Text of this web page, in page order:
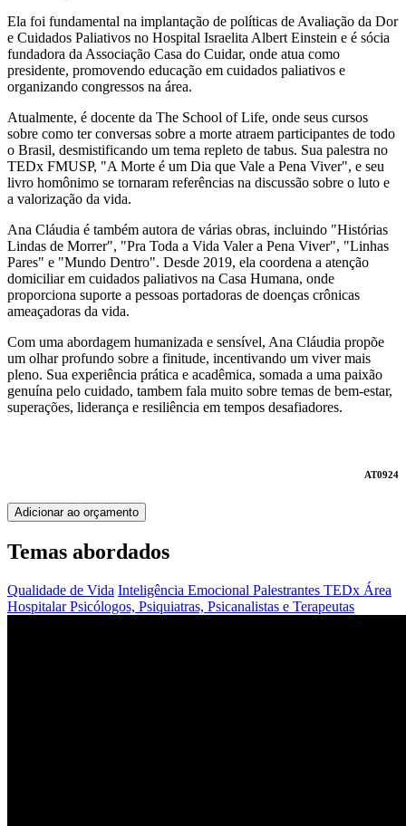
Ela foi fundamental na implantação de políticas de Avaliação da Dor
e Cuidados Paliativos no Hospital Israelita Albert Einstein e é sócia
fundadora da Associação Casa do Cuidar, onde atua como
presidente, promovendo educação em cuidados paliativos e
organizando congressos na área.
Atualmente, é docente da The School of Life, onde seus cursos
sobre como ter conversas sobre a morte atraem participantes de todo
o Brasil, desmistificando um tema repleto de tabus. Sua palestra no
TEDx FMUSP, "A Morte é um Dia que Vale a Pena Viver", e seu
livro homônimo se tornaram referências na discussão sobre o luto e
a valorização da vida.
Ana Cláudia é também autora de várias obras, incluindo "Histórias
Lindas de Morrer", "Pra Toda a Vida Valer a Pena Viver", "Linhas
Pares" e "Mundo Dentro". Desde 2019, ela coordena a atenção
domiciliar em cuidados paliativos na Casa Humana, onde
proporciona suporte a pessoas portadoras de doenças crônicas
ameaçadoras da vida.
Com uma abordagem humanizada e sensível, Ana Cláudia propõe
um olhar profundo sobre a finitude, incentivando um viver mais
pleno. Sua experiência prática e acadêmica, somada a uma paixão
genuína pelo cuidado, tambem fala muito sobre temas de bem-estar,
superações, liderança e resiliência em tempos desafiadores.
AT0924
Adicionar ao orçamento
Temas abordados
Qualidade de Vida Inteligência Emocional Palestrantes TEDx Área
HospitalarPsicólogos, Psiquiatras, Psicanalistas e Terapeutas